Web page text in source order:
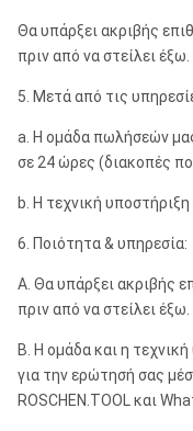
Θα υπάρξει ακριβής
πριν από να στείλει έξω.
5. Μετά από τις
a. Η ομάδα πωλήσεών
σε 24 ώρες (διακοπές
b. Η τεχνική
6. Ποιότητα & υπηρεσία:
Α. Θα υπάρξει ακριβής
πριν από να στείλει έξω.
Β. Η ομάδα και η
για την ερώτησή σας
ROSCHEN.TOOL και